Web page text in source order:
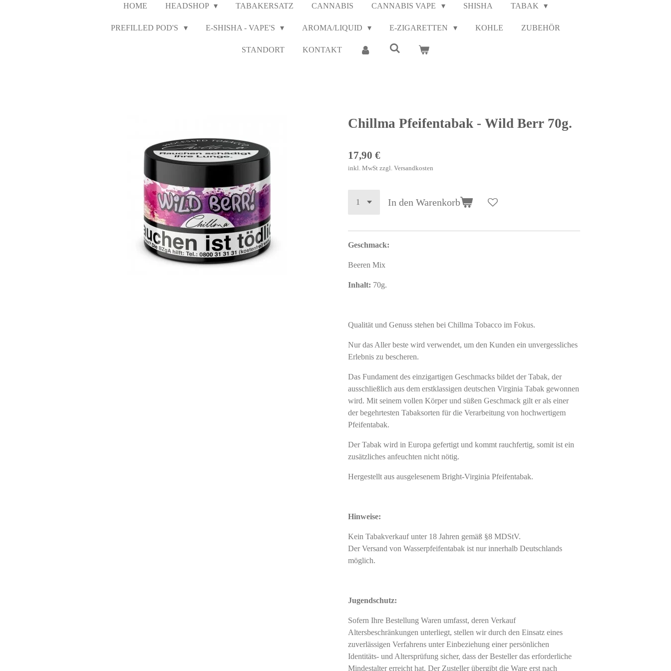
HOME HEADSHOP TABAKERSATZ CANNABIS CANNABIS VAPE SHISHA TABAK
PREFILLED POD'S E-SHISHA - VAPE'S AROMA/LIQUID E-ZIGARETTEN KOHLE ZUBEHÖR
STANDORT KONTAKT
Chillma Pfeifentabak - Wild Berr 70g.
17,90 €
inkl. MwSt zzgl. Versandkosten
In den Warenkorb
Geschmack:
Beeren Mix
Inhalt: 70g.
Qualität und Genuss stehen bei Chillma Tobacco im Fokus.
Nur das Aller beste wird verwendet, um den Kunden ein unvergessliches
Erlebnis zu bescheren.
Das Fundament des einzigartigen Geschmacks bildet der Tabak, der
ausschließlich aus dem erstklassigen deutschen Virginia Tabak gewonnen
wird. Mit seinem vollen Körper und süßen Geschmack gilt er als einer
der begehrtesten Tabaksorten für die Verarbeitung von hochwertigem
Pfeifentabak.
Der Tabak wird in Europa gefertigt und kommt rauchfertig, somit ist ein
zusätzliches anfeuchten nicht nötig.
Hergestellt aus ausgelesenem Bright-Virginia Pfeifentabak.
Hinweise:
Kein Tabakverkauf unter 18 Jahren gemäß §8 MDStV.
Der Versand von Wasserpfeifentabak ist nur innerhalb Deutschlands
möglich.
Jugendschutz:
Sofern Ihre Bestellung Waren umfasst, deren Verkauf
Altersbeschränkungen unterliegt, stellen wir durch den Einsatz eines
zuverlässigen Verfahrens unter Einbeziehung einer persönlichen
Identitäts- und Altersprüfung sicher, dass der Besteller das erforderliche
Mindestalter erreicht hat. Der Zusteller übergibt die Ware erst nach